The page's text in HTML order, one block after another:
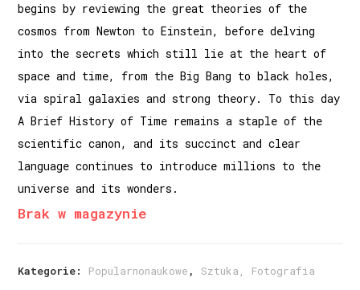
begins by reviewing the great theories of the
cosmos from Newton to Einstein, before delving
into the secrets which still lie at the heart of
space and time, from the Big Bang to black holes,
via spiral galaxies and strong theory. To this day
A Brief History of Time remains a staple of the
scientific canon, and its succinct and clear
language continues to introduce millions to the
universe and its wonders.
Brak w magazynie
Kategorie: Popularnonaukowe , Sztuka, Fotografia